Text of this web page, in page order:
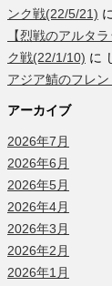
ンク戦(22/5/21) に
【烈戦のアルタ
ク戦(22/1/10) に
アジア鯖のフレ
アーカイブ
2026年7月
2026年6月
2026年5月
2026年4月
2026年3月
2026年2月
2026年1月